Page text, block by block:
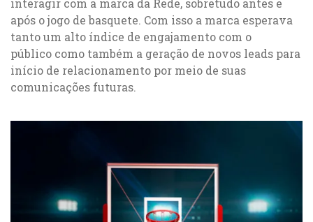
após o jogo de basquete. Com isso a marca esperava
tanto um alto índice de engajamento com o
público como também a geração de novos leads para
início de relacionamento por meio de suas
comunicações futuras.